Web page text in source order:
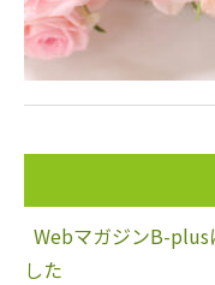
WebマガジンB-plus
した